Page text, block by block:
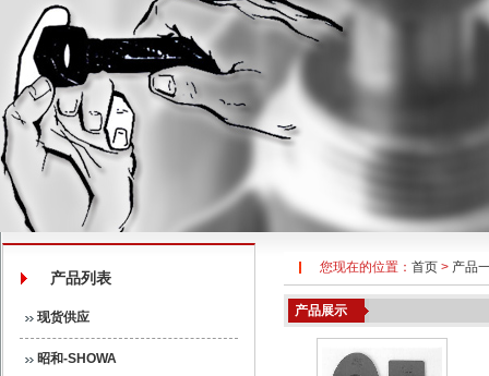
产品列表
现货供应
昭和-SHOWA
您现在的位置： 首页 > 产品
产品展示